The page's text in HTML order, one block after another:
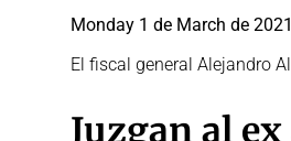
Monday 1 de March de 2021
El fiscal general Alejandro
Juzgan al